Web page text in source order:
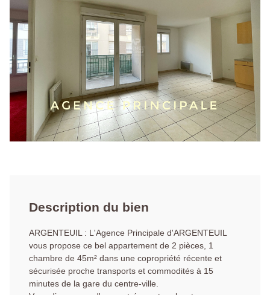
Description du bien
ARGENTEUIL : L'Agence Principale d'ARGENTEUIL
vous propose ce bel appartement de 2 pièces, 1
chambre de 45m² dans une copropriété récente et
sécurisée proche transports et commodités à 15
minutes de la gare du centre-ville.